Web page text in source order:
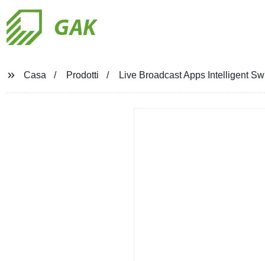
GAK
Casa Prodotti Live Broadcast Apps Intelligent